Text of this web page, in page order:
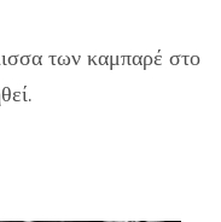
των καμπαρέ στο